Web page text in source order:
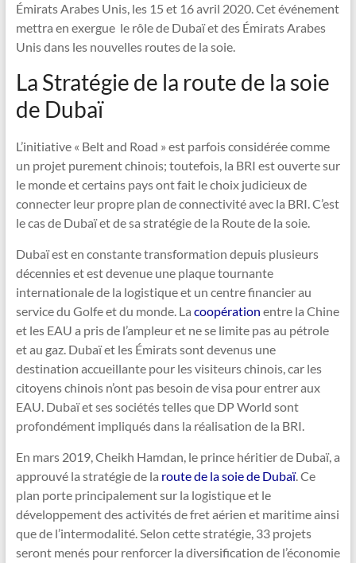
Émirats Arabes Unis, les 15 et 16 avril 2020. Cet événement
mettra en exergue le rôle de Dubaï et des Émirats Arabes
Unis dans les nouvelles routes de la soie.
La Stratégie de la route de la soie
de Dubaï
L’initiative « Belt and Road » est parfois considérée comme
un projet purement chinois; toutefois, la BRI est ouverte sur
le monde et certains pays ont fait le choix judicieux de
connecter leur propre plan de connectivité avec la BRI. C’est
le cas de Dubaï et de sa stratégie de la Route de la soie.
Dubaï est en constante transformation depuis plusieurs
décennies et est devenue une plaque tournante
internationale de la logistique et un centre financier au
service du Golfe et du monde. La coopération entre la Chine
et les EAU a pris de l’ampleur et ne se limite pas au pétrole
et au gaz. Dubaï et les Émirats sont devenus une
destination accueillante pour les visiteurs chinois, car les
citoyens chinois n’ont pas besoin de visa pour entrer aux
EAU. Dubaï et ses sociétés telles que DP World sont
profondément impliqués dans la réalisation de la BRI.
En mars 2019, Cheikh Hamdan, le prince héritier de Dubaï, a
approuvé la stratégie de la route de la soie de Dubaï. Ce
plan porte principalement sur la logistique et le
développement des activités de fret aérien et maritime ainsi
que de l’intermodalité. Selon cette stratégie, 33 projets
seront menés pour renforcer la diversification de l’économie